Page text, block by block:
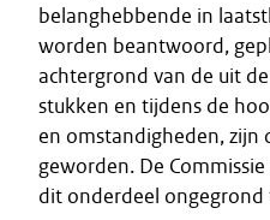
belanghebbende in
worden beantwoord,
achtergrond van de uit
stukken en tijdens de
en omstandigheden,
geworden. De
dit onderdeel ongegrond